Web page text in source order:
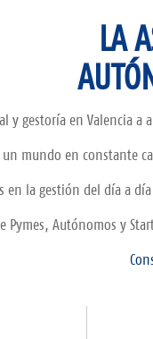
LA
y gestoría en Valencia
mundo en constante
en la gestión del día a
Pymes, Autónomos y